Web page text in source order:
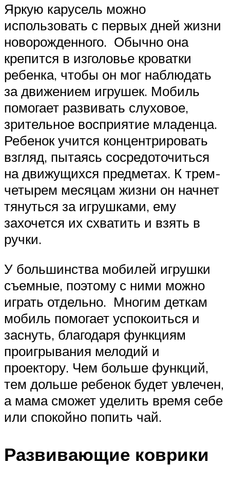
Яркую карусель можно
использовать с первых дней жизни
новорожденного. Обычно она
крепится в изголовье кроватки
ребенка, чтобы он мог наблюдать
за движением игрушек. Мобиль
помогает развивать слуховое,
зрительное восприятие младенца.
Ребенок учится концентрировать
взгляд, пытаясь сосредоточиться
на движущихся предметах. К трем-
четырем месяцам жизни он начнет
тянуться за игрушками, ему
захочется их схватить и взять в
ручки.
У большинства мобилей игрушки
съемные, поэтому с ними можно
играть отдельно. Многим деткам
мобиль помогает успокоиться и
заснуть, благодаря функциям
проигрывания мелодий и
проектору. Чем больше функций,
тем дольше ребенок будет увлечен,
а мама сможет уделить время себе
или спокойно попить чай.
Развивающие коврики